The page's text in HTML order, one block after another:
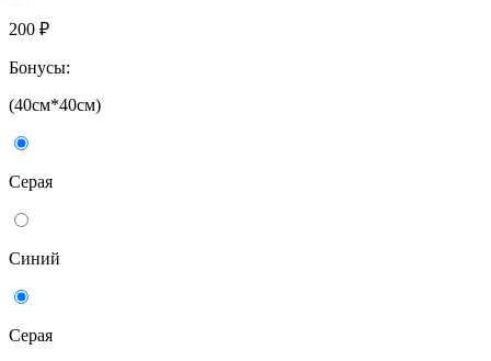
200 ₽
Бонусы:
(40см*40см)
Серая
Синий
Серая